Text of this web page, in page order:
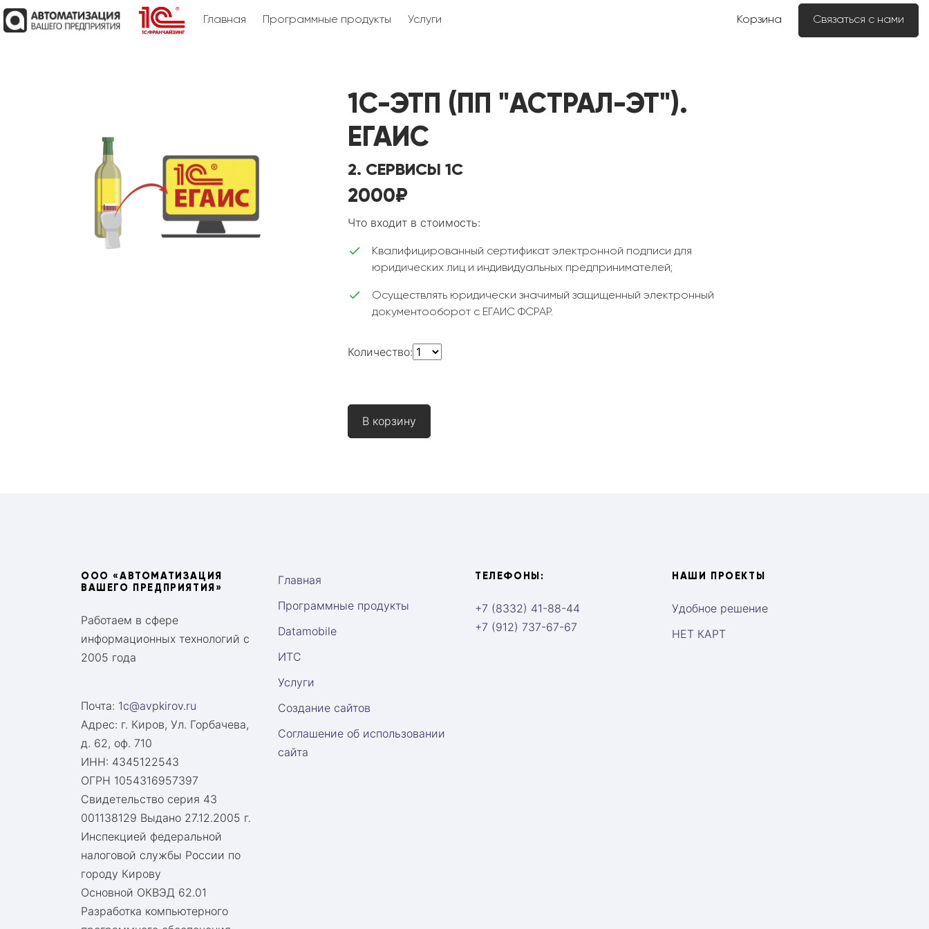
Главная Программные продукты Услуги Корзина Связаться с нами
1С-ЭТП (ПП "АСТРАЛ-ЭТ").
ЕГАИС
2. СЕРВИСЫ 1С
2000₽
Что входит в стоимость:
Квалифицированный сертификат электронной подписи для
юридических лиц и индивидуальных предпринимателей;
Осуществлять юридически значимый защищенный электронный
документооборот с ЕГАИС ФСРАР.
Количество:
ООО «АВТОМАТИЗАЦИЯ
ВАШЕГО ПРЕДПРИЯТИЯ»
Работаем в сфере
информационных технологий с
2005 года
Почта: 1c@avpkirov.ru
Адрес: г. Киров, Ул. Горбачева,
д. 62, оф. 710
ИНН: 4345122543
ОГРН 1054316957397
Свидетельство серия 43
001138129 Выдано 27.12.2005 г.
Инспекцией федеральной
налоговой службы России по
городу Кирову
Основной ОКВЭД 62.01
Разработка компьютерного
Главная
Программные продукты
Datamobile
ИТС
Услуги
Создание сайтов
Соглашение об использовании
сайта
ТЕЛЕФОНЫ:
+7 (8332) 41-88-44
+7 (912) 737-67-67
НАШИ ПРОЕКТЫ
Удобное решение
НЕТ КАРТ